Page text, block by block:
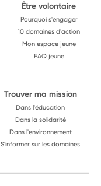
Être volontaire
Pourquoi s'engager
10 domaines d'action
Mon espace jeune
FAQ jeune
Trouver ma mission
Dans l'éducation
Dans la solidarité
Dans l'environnement
S'informer sur les domaines